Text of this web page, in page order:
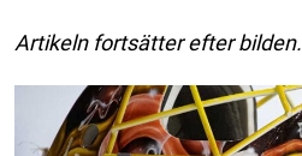
Artikeln fortsätter efter bilden.